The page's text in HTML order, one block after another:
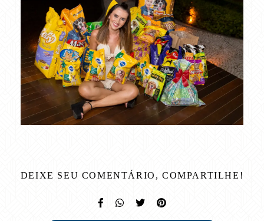
DEIXE SEU COMENTÁRIO, COMPARTILHE!